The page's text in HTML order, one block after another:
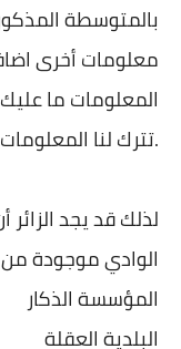
بالمتوسطة
معلومات أخرى
المعلومات ما عليك
تترك لنا المعلومات في تعليق.
لذلك قد يجد
الوادي موجودة من
المؤسسة الذكار
البلدية العقلة